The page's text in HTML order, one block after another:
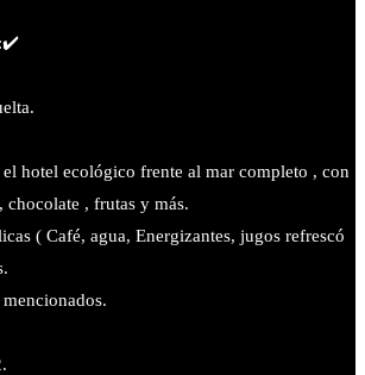
hotel ecológico frente al mar completo , con
chocolate , frutas y más.
( Café, agua, Energizantes, jugos refrescó